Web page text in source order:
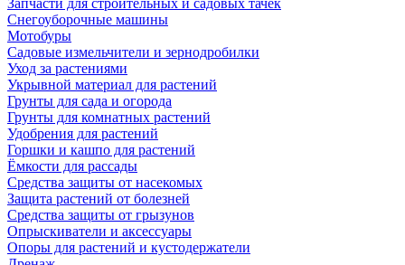
Запчасти для строительных и садовых тачек
Снегоуборочные машины
Мотобуры
Садовые измельчители и зернодробилки
Уход за растениями
Укрывной материал для растений
Грунты для сада и огорода
Грунты для комнатных растений
Удобрения для растений
Горшки и кашпо для растений
Ёмкости для рассады
Средства защиты от насекомых
Защита растений от болезней
Средства защиты от грызунов
Опрыскиватели и аксессуары
Опоры для растений и кустодержатели